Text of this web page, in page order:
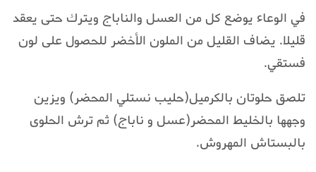
في الوعاء يوضع كل من العسل والناباج ويترك حتى يعقد
قليلا. يضاف القليل من الملون الأخضر للحصول على لون
فستقي.
تلصق حلوتان بالكرميل(حليب نستلي المحضر) ويزين
وجهها بالخليط المحضر(عسل و ناباج) ثم ترش الحلوى
بالبستاش المهروش.